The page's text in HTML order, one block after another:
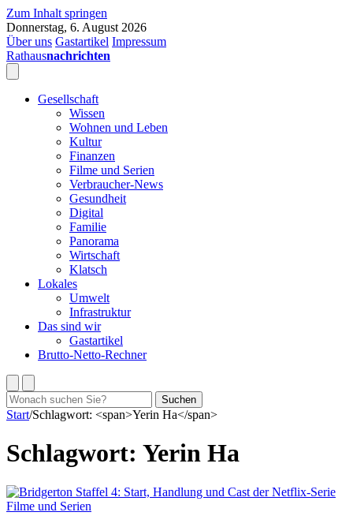
Zum Inhalt springen
Donnerstag, 6. August 2026
Über uns Gastartikel Impressum
Rathausnachrichten
Gesellschaft
Wissen
Wohnen und Leben
Kultur
Finanzen
Filme und Serien
Verbraucher-News
Gesundheit
Digital
Familie
Panorama
Wirtschaft
Klatsch
Lokales
Umwelt
Infrastruktur
Das sind wir
Gastartikel
Brutto-Netto-Rechner
Suchen
nach:
Suchen
Start/Schlagwort: <span>Yerin Ha</span>
Schlagwort: Yerin Ha
Filme und Serien